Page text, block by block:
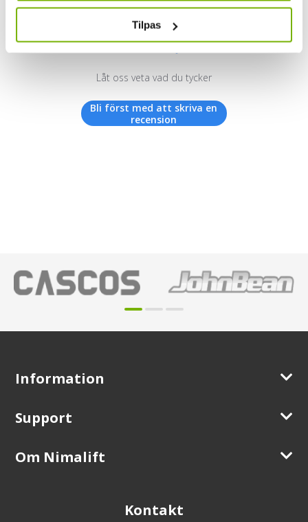
Tilpas
Vi letar efter stjärnor!
Låt oss veta vad du tycker
Bli först med att skriva en
recension
Information
Support
Om Nimalift
Kontakt